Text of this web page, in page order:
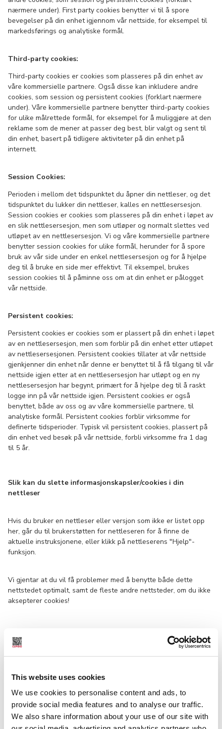
This website uses cookies
We use cookies to personalise content and ads, to
provide social media features and to analyse our traffic.
We also share information about your use of our site with
nærmere under). First party cookies benytter vi til å spore
bevegelser på din enhet igjennom vår nettside, for eksempel til
markedsførings og analytiske formål.
Third-party cookies:
Third-party cookies er cookies som plasseres på din enhet av
våre kommersielle partnere. Også disse kan inkludere andre
cookies, som session og persistent cookies (forklart nærmere
under). Våre kommersielle partnere benytter third-party cookies
for ulike målrettede formål, for eksempel for å muliggjøre at den
reklame som de mener at passer deg best, blir valgt og sent til
din enhet, basert på tidligere aktiviteter på din enhet på
internett.
Session Cookies:
Perioden i mellom det tidspunktet du åpner din nettleser, og det
tidspunktet du lukker din nettleser, kalles en nettlesersesjon.
Session cookies er cookies som plasseres på din enhet i løpet av
en slik nettlesersesjon, men som utløper og normalt slettes ved
utløpet av en nettlesersesjon. Vi og våre kommersielle partnere
benytter session cookies for ulike formål, herunder for å spore
bruk av vår side under en enkel nettlesersesjon og for å hjelpe
deg til å bruke en side mer effektivt. Til eksempel, brukes
session cookies til å påminne oss om at din enhet er pålogget
vår nettside.
Persistent cookies:
Persistent cookies er cookies som er plassert på din enhet i løpet
av en nettlesersesjon, men som forblir på din enhet etter utløpet
av nettlesersesjonen. Persistent cookies tillater at vår nettside
gjenkjenner din enhet når denne er benyttet til å få tilgang til vår
nettside igjen etter at en nettlesersesjon har utløpt og en ny
nettlesersesjon har begynt, primært for å hjelpe deg til å raskt
logge inn på vår nettside igjen. Persistent cookies er også
benyttet, både av oss og av våre kommersielle partnere, til
analytiske formål. Persistent cookies forblir virksomme for
definerte tidsperioder. Typisk vil persistent cookies, plassert på
din enhet ved besøk på vår nettside, forbli virksomme fra 1 dag
til 5 år.
Slik kan du slette informasjonskapsler/cookies i din
nettleser
Hvis du bruker en nettleser eller versjon som ikke er listet opp
her, går du til brukerstøtten for nettleseren for å finne de
aktuelle instruksjonene, eller klikk på nettleserens "Hjelp"-
funksjon.
Vi gjentar at du vil få problemer med å benytte både dette
nettstedet optimalt, samt de fleste andre nettsteder, om du ikke
aksepterer cookies!
Google Chrome:
Velg Tøm logg.
I dialogruten merker du av for de informasjonstypene du vil
fjerne.
Bruk menyen øverst for å velge datamengden som du vil